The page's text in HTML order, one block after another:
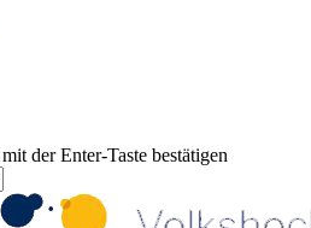
der Enter-Taste bestätigen